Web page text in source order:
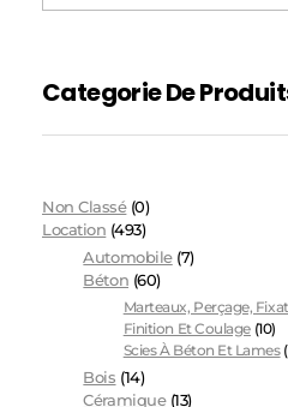
Categorie De
Non Classé (0)
Location (493)
Automobile (7)
Béton (60)
Marteaux, Perçage,
Finition Et Coulage (10)
Scies À Béton Et Lames
Bois (14)
Céramique (13)